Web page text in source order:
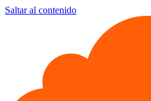
Saltar al contenido